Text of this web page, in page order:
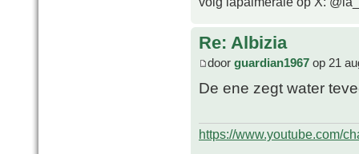
Re: Albizia
door guardian1967 op 21
De ene zegt water
https://www.youtube.com/